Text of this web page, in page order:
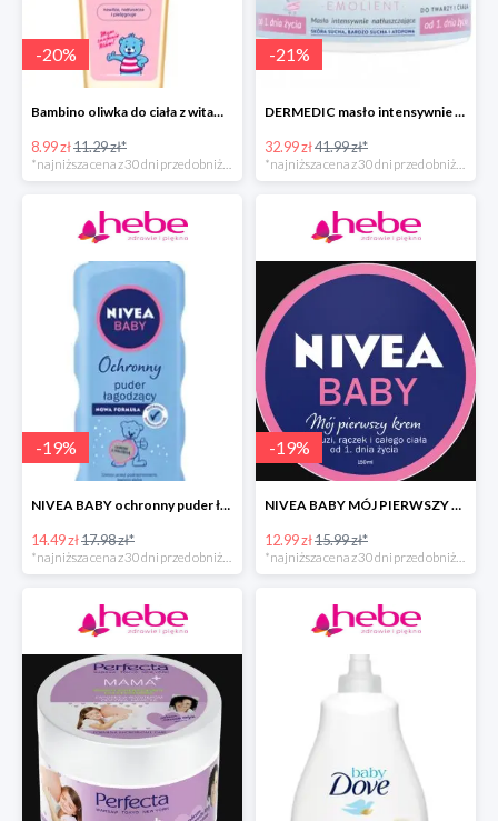
-20%
Bambino oliwka do ciała z witaminą F
8.99 zł11.29 zł*
-21%
DERMEDIC masło intensywnie natłuszczające do twarzy i ciała
32.99 zł41.99 zł*
-19%
NIVEA BABY ochronny puder łagodzący dla dzieci
14.49 zł17.98 zł*
*najniższa cena z 30 dni przed obniżką
-19%
NIVEA BABY MÓJ PIERWSZY KREM
12.99 zł15.99 zł*
*najniższa cena z 30 dni przed obniżką